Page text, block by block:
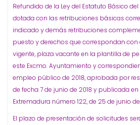
Refundido de la Ley del Estatuto Básico
dotada con las retribuciones básicas
indicado y demás retribuciones
puesto y derechos que correspondan con
vigente, plaza vacante en la plantilla de
este Excmo. Ayuntamiento y
empleo público de 2018, aprobada por
de fecha 7 de junio de 2018 y publicada en
Extremadura número 122, de 25 de junio de
El plazo de presentación de solicitudes